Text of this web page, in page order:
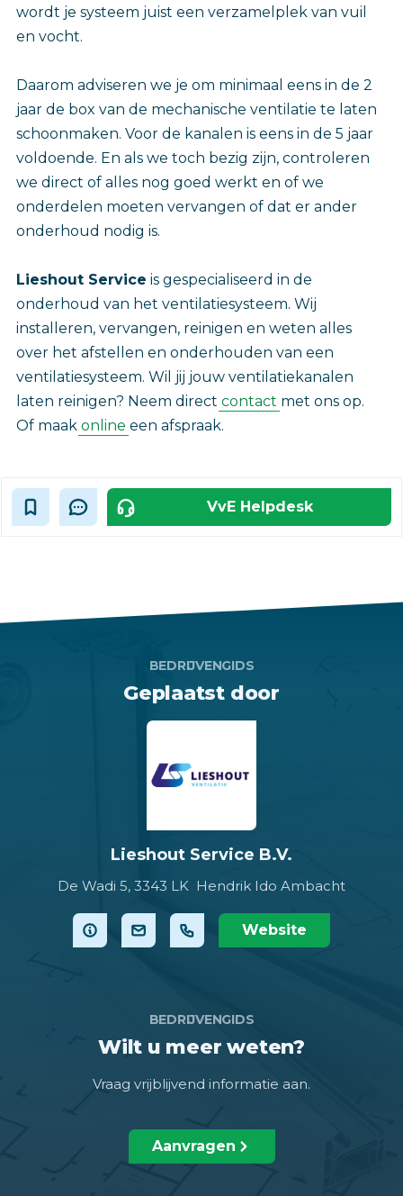
wordt je systeem juist een verzamelplek van vuil
en vocht.
Daarom adviseren we je om minimaal eens in de 2
jaar de box van de mechanische ventilatie te laten
schoonmaken. Voor de kanalen is eens in de 5 jaar
voldoende. En als we toch bezig zijn, controleren
we direct of alles nog goed werkt en of we
onderdelen moeten vervangen of dat er ander
onderhoud nodig is.
Lieshout Service is gespecialiseerd in de
onderhoud van het ventilatiesysteem. Wij
installeren, vervangen, reinigen en weten alles
over het afstellen en onderhouden van een
ventilatiesysteem. Wil jij jouw ventilatiekanalen
laten reinigen? Neem direct contact met ons op.
Of maak online een afspraak.
VvE Helpdesk
BEDRIJVENGIDS
Geplaatst door
Lieshout Service B.V.
De Wadi 5, 3343 LK Hendrik Ido Ambacht
Website
BEDRIJVENGIDS
Wilt u meer weten?
Vraag vrijblijvend informatie aan.
Aanvragen